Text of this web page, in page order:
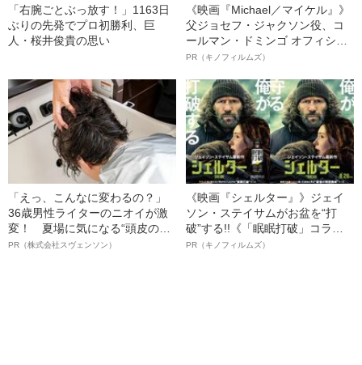
「右腕ごとぶっ放す！」1163日
ぶりの先発でプロ初勝利、巨
人・桜井俊貴の思い
《映画『Michael／マイケル』》
父ジョセフ・ジャクソン役、コ
ールマン・ドミンゴ オフィシャ
ルインタビュー“観客を魅了した
語る”《日本興収70億円突破》
PR（キノフィルムズ）
「えっ、こんなに変わるの？」
36歳男性ライターのニオイが激
変！ 夏場に気になる“頭皮のニ
オイ”や“ベタつき”を解消す
PR（株式会社スヴェンソン）
《映画『シェルター』》ジェイ
ソン・ステイサムがお盆を“打
破”する!!《「眠眠打破」コラ
ボ》
PR（キノフィルムズ）